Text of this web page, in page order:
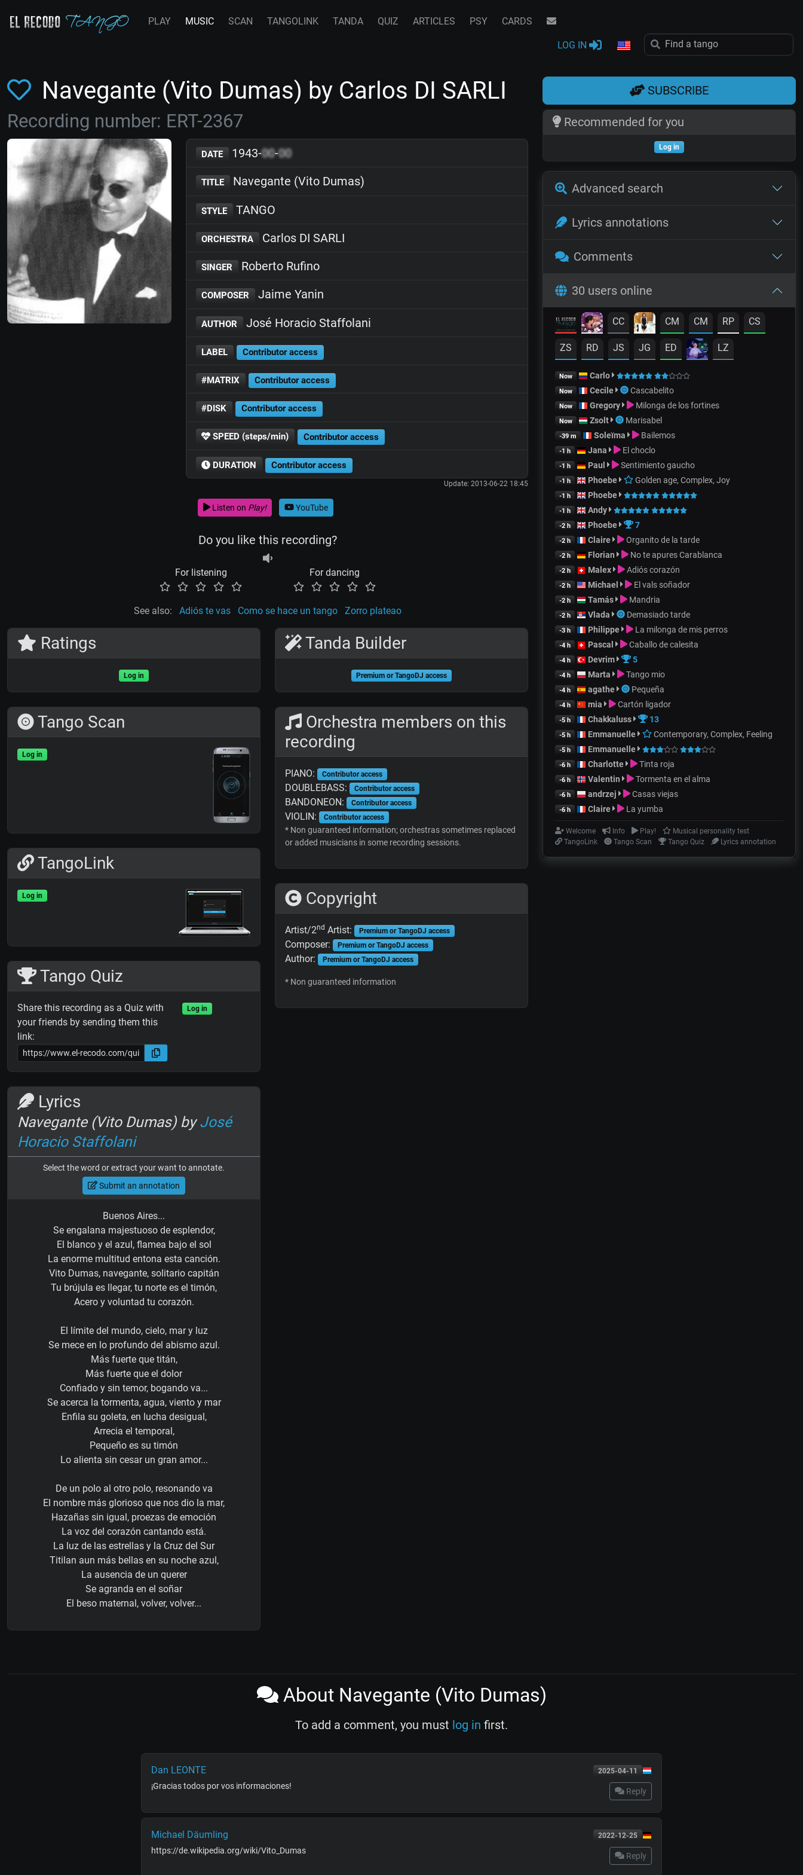
PLAY MUSIC SCAN TANGOLINK TANDA QUIZ ARTICLES PSY CARDS
LOG IN
Navegante (Vito Dumas) by Carlos DI SARLI
Recording number: ERT-2367
DATE 1943-00-00
TITLE Navegante (Vito Dumas)
STYLE TANGO
ORCHESTRA Carlos DI SARLI
SINGER Roberto Rufino
COMPOSER Jaime Yanin
AUTHOR José Horacio Staffolani
LABEL Contributor access
#MATRIX Contributor access
#DISK Contributor access
SPEED (steps/min) Contributor access
DURATION Contributor access
Update: 2013-06-22 18:45
Listen on Play! YouTube
Do you like this recording?
For listening For dancing
See also: Adiós te vas Como se hace un tango Zorro plateao
Ratings
Log in
Tango Scan
Log in
TangoLink
Log in
Tango Quiz
Share this recording as a Quiz with
your friends by sending them this
link:
Log in
Lyrics
Navegante (Vito Dumas) byJosé
Horacio Staffolani
Select the word or extract your want to annotate.
Submit an annotation
Buenos Aires...
Se engalana majestuoso de esplendor,
El blanco y el azul, flamea bajo el sol
La enorme multitud entona esta canción.
Vito Dumas, navegante, solitario capitán
Tu brújula es llegar, tu norte es el timón,
Acero y voluntad tu corazón.
El límite del mundo, cielo, mar y luz
Se mece en lo profundo del abismo azul.
Más fuerte que titán,
Más fuerte que el dolor
Confiado y sin temor, bogando va...
Se acerca la tormenta, agua, viento y mar
Enfila su goleta, en lucha desigual,
Arrecia el temporal,
Pequeño es su timón
Lo alienta sin cesar un gran amor...
De un polo al otro polo, resonando va
El nombre más glorioso que nos dio la mar,
Hazañas sin igual, proezas de emoción
La voz del corazón cantando está.
La luz de las estrellas y la Cruz del Sur
Titilan aun más bellas en su noche azul,
La ausencia de un querer
Se agranda en el soñar
El beso maternal, volver, volver...
Tanda Builder
Premium or TangoDJ access
Orchestra members on this
recording
PIANO: Contributor access
DOUBLEBASS: Contributor access
BANDONEON: Contributor access
VIOLIN: Contributor access
* Non guaranteed information; orchestras sometimes replaced
or added musicians in some recording sessions.
Copyright
Artist/2nd Artist: Premium or TangoDJ access
Composer: Premium or TangoDJ access
Author: Premium or TangoDJ access
* Non guaranteed information
SUBSCRIBE
Recommended for you
Log in
Advanced search
Lyrics annotations
Comments
30 users online
CC CM CM RP CS
ZS RD JS JG ED LZ
Now Carlo
Now Cecile Cascabelito
Now Gregory Milonga de los fortines
Now Zsolt Marisabel
-39 m Soleïma Bailemos
-1 h Jana El choclo
-1 h Paul Sentimiento gaucho
-1 h Phoebe Golden age, Complex, Joy
-1 h Phoebe
-1 h Andy
-2 h Phoebe 7
-2 h Claire Organito de la tarde
-2 h Florian No te apures Carablanca
-2 h Malex Adiós corazón
-2 h Michael El vals soñador
-2 h Tamás Mandria
-2 h Vlada Demasiado tarde
-3 h Philippe La milonga de mis perros
-4 h Pascal Caballo de calesita
-4 h Devrim 5
-4 h Marta Tango mio
-4 h agathe Pequeña
-4 h mia Cartón ligador
-5 h Chakkaluss 13
-5 h Emmanuelle Contemporary, Complex, Feeling
-5 h Emmanuelle
-6 h Charlotte Tinta roja
-6 h Valentin Tormenta en el alma
-6 h andrzej Casas viejas
-6 h Claire La yumba
Welcome Info Play!
Musical personality test
TangoLink
Tango Scan Tango Quiz Lyrics annotation
About Navegante (Vito Dumas)
To add a comment, you must log in first.
2025-04-11
Dan LEONTE
Reply
¡Gracias todos por vos informaciones!
2022-12-25
Michael Däumling
Reply
https://de.wikipedia.org/wiki/Vito_Dumas